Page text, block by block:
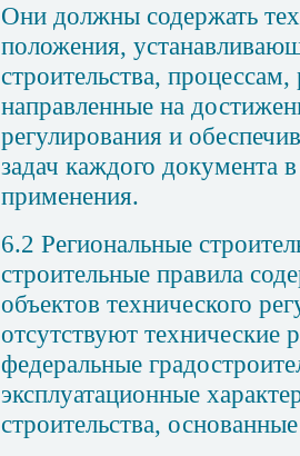
Они должны содержать
положения,
строительства,
направленные на
регулирования и
задач каждого документа
применения.
6.2 Региональные
строительные правила
объектов технического
отсутствуют технические
федеральные
эксплуатационные
строительства,